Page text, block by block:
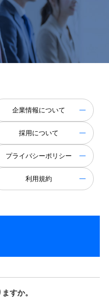
企業情報について
採用について
プライバシーポリシー
利用規約
すか。